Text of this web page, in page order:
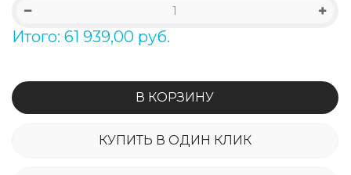
Итого: 61 939,00 руб.
В КОРЗИНУ
КУПИТЬ В ОДИН КЛИК